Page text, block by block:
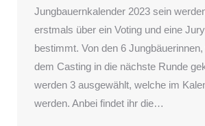
Jungbauernkalender 2023 sein
erstmals über ein Voting und eine
bestimmt. Von den 6
dem Casting in die nächste Runde
werden 3 ausgewählt, welche im
werden. Anbei findet ihr die…